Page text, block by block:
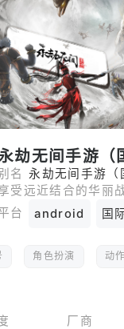
名永劫无间手游（国际服）
受远近结合的华丽
台
android 国
角色扮演 动作
厂商